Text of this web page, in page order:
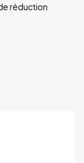
réduction